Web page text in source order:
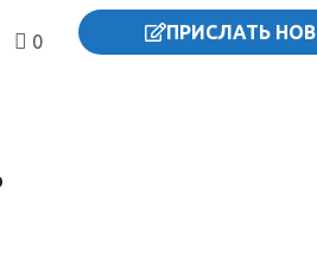
0 ПРИСЛАТЬ